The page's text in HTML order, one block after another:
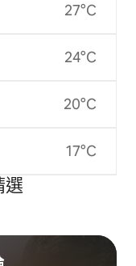
27°C
24°C
20°C
17°C
選